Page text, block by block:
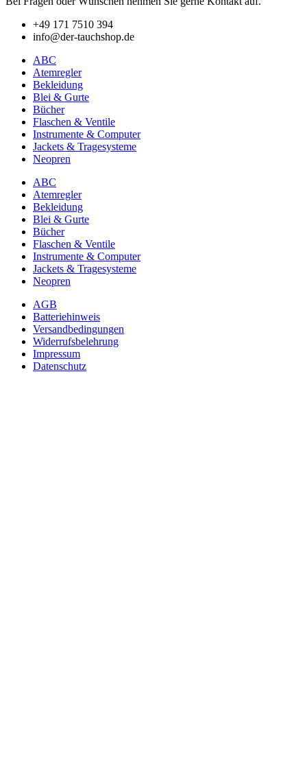
+49 171 7510 394
info@der-tauchshop.de
ABC
Atemregler
Bekleidung
Blei & Gurte
Bücher
Flaschen & Ventile
Instrumente & Computer
Jackets & Tragesysteme
Neopren
ABC
Atemregler
Bekleidung
Blei & Gurte
Bücher
Flaschen & Ventile
Instrumente & Computer
Jackets & Tragesysteme
Neopren
AGB
Batteriehinweis
Versandbedingungen
Widerrufsbelehrung
Impressum
Datenschutz